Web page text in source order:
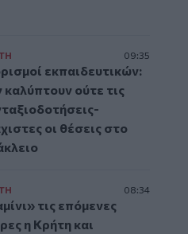
09:35
εκπαιδευτικών:
καλύπτουν ούτε τις
οι θέσεις στο
08:34
τις επόμενες
η Κρήτη και